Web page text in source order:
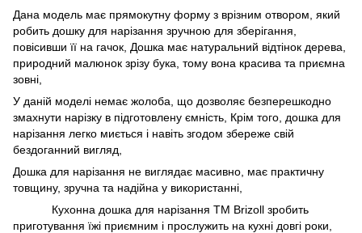
Дана модель має прямокутну форму з врізним отвором, який
робить дошку для нарізання зручною для зберігання,
повісивши її на гачок, Дошка має натуральний відтінок дерева,
природний малюнок зрізу бука, тому вона красива та приємна
зовні,
У даній моделі немає жолоба, що дозволяє безперешкодно
змахнути нарізку в підготовлену ємність, Крім того, дошка для
нарізання легко миється і навіть згодом збереже свій
бездоганний вигляд,
Дошка для нарізання не виглядає масивно, має практичну
товщину, зручна та надійна у використанні,
Кухонна дошка для нарізання ТМ Brizoll зробить
приготування їжі приємним і прослужить на кухні довгі роки,